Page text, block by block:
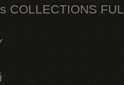
COLLECTIONS